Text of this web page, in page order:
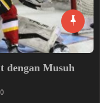
dengan Musuh
0